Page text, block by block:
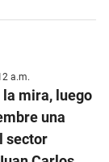
a.m.
la mira, luego
una
sector